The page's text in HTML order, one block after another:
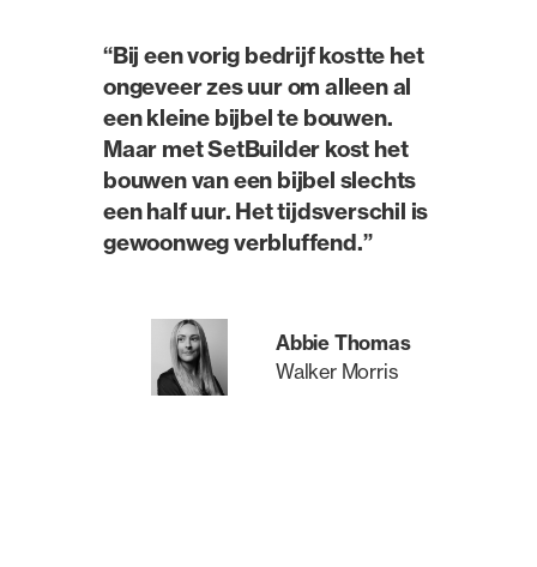
“Bij een vorig bedrijf kostte het
ongeveer zes uur om alleen al
een kleine bijbel te bouwen.
Maar met SetBuilder kost het
bouwen van een bijbel slechts
een half uur. Het tijdsverschil is
gewoonweg verbluffend.”
Abbie Thomas
Walker Morris